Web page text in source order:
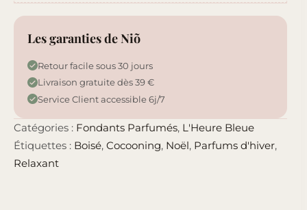
Les garanties de Niõ
Retour facile sous 30 jours
Livraison gratuite dès 39 €
Service Client accessible 6j/7
Catégories : Fondants Parfumés, L'Heure Bleue
Étiquettes : Boisé, Cocooning, Noël, Parfums d'hiver,
Relaxant